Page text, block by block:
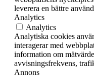
leverera en bättre
Analytics
Analytics
Analytiska cookies
interagerar med
information om
avvisningsfrekvens,
Annons